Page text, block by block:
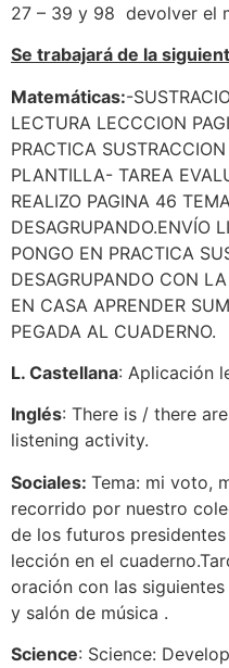
27 – 39 y 98 devolver el
Se trabajará de la
Matemáticas:-
LECTURA LECCCION
PRACTICA
PLANTILLA- TAREA
REALIZO PAGINA 46
DESAGRUPANDO.ENVÍO
PONGO EN PRACTICA
DESAGRUPANDO CON
EN CASA APRENDER
PEGADA AL CUADERNO.
L. Castellana: Aplicación
Inglés: There is / there
listening activity.
Sociales: Tema: mi voto,
recorrido por nuestro
de los futuros
lección en el
oración con las
y salón de música .
Science: Science: